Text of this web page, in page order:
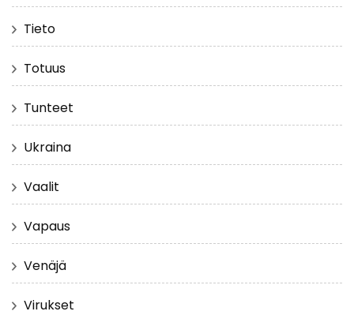
Tieto
Totuus
Tunteet
Ukraina
Vaalit
Vapaus
Venäjä
Virukset